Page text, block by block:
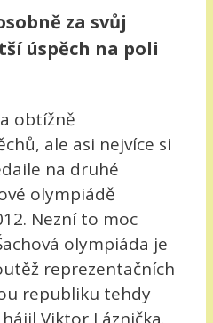
za svůj
úspěch na poli
obtížně
ale asi nejvíce si
na druhé
olympiádě
Nezní to moc
olympiáda je
reprezentačních
republiku tehdy
Viktor Láznička.